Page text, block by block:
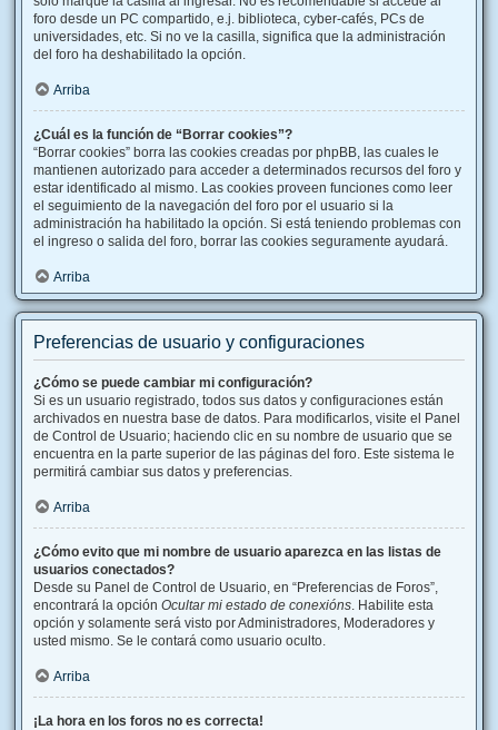
foro desde un PC compartido, e.j. biblioteca, cyber-cafés, PCs de
universidades, etc. Si no ve la casilla, significa que la administración
del foro ha deshabilitado la opción.
Arriba
¿Cuál es la función de “Borrar cookies”?
“Borrar cookies” borra las cookies creadas por phpBB, las cuales le
mantienen autorizado para acceder a determinados recursos del foro y
estar identificado al mismo. Las cookies proveen funciones como leer
el seguimiento de la navegación del foro por el usuario si la
administración ha habilitado la opción. Si está teniendo problemas con
el ingreso o salida del foro, borrar las cookies seguramente ayudará.
Arriba
Preferencias de usuario y configuraciones
¿Cómo se puede cambiar mi configuración?
Si es un usuario registrado, todos sus datos y configuraciones están
archivados en nuestra base de datos. Para modificarlos, visite el Panel
de Control de Usuario; haciendo clic en su nombre de usuario que se
encuentra en la parte superior de las páginas del foro. Este sistema le
permitirá cambiar sus datos y preferencias.
Arriba
¿Cómo evito que mi nombre de usuario aparezca en las listas de
usuarios conectados?
Desde su Panel de Control de Usuario, en “Preferencias de Foros”,
encontrará la opción Ocultar mi estado de conexións. Habilite esta
opción y solamente será visto por Administradores, Moderadores y
usted mismo. Se le contará como usuario oculto.
Arriba
¡La hora en los foros no es correcta!